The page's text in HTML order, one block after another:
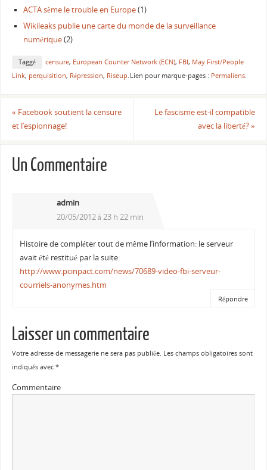
ACTA sème le trouble en Europe(1)
Wikileaks publie une carte du monde de la surveillance
numérique(2)
Taggé censure, European Counter Network (ECN), FBI, May First/People
Link, perquisition, Répression, Riseup Lien pour marque-pages : Permaliens.
« Facebook soutient la censure
et l’espionnage!
Le fascisme est-il compatible
avec la liberté?»
Un Commentaire
admin
20/05/2012 à 23 h 22 min
Histoire de compléter tout de même l’information: le serveur
avait été restitué par la suite:
http://www.pcinpact.com/news/70689-video-fbi-serveur-
courriels-anonymes.htm
Répondre
Laisser un commentaire
Votre adresse de messagerie ne sera pas publiée. Les champs obligatoires sont
indiqués avec *
Commentaire